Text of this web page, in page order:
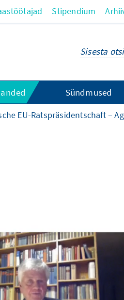
Stipendium
Sündmused
EU-Ratspräsidentschaft –